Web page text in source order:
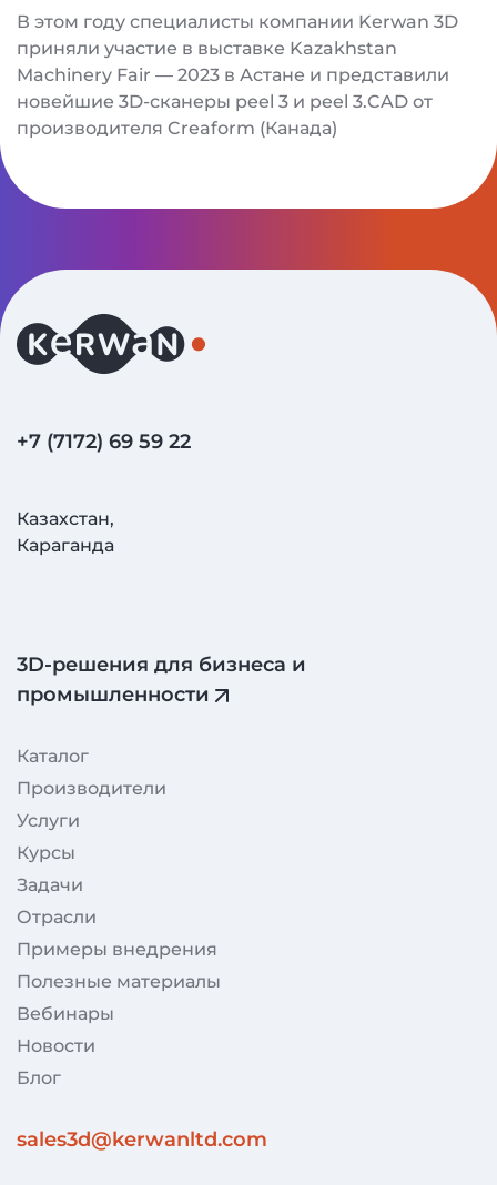
В этом году специалисты компании Kerwan 3D
приняли участие в выставке Kazakhstan
Machinery Fair — 2023 в Астане и представили
новейшие 3D-сканеры peel 3 и peel 3.CAD от
производителя Creaform (Канада)
+7 (7172) 69 59 22
Казахстан,
Караганда
3D‑решения для бизнеса и
промышленности
Каталог
Производители
Услуги
Курсы
Задачи
Отрасли
Примеры внедрения
Полезные материалы
Вебинары
Новости
Блог
sales3d@kerwanltd.com